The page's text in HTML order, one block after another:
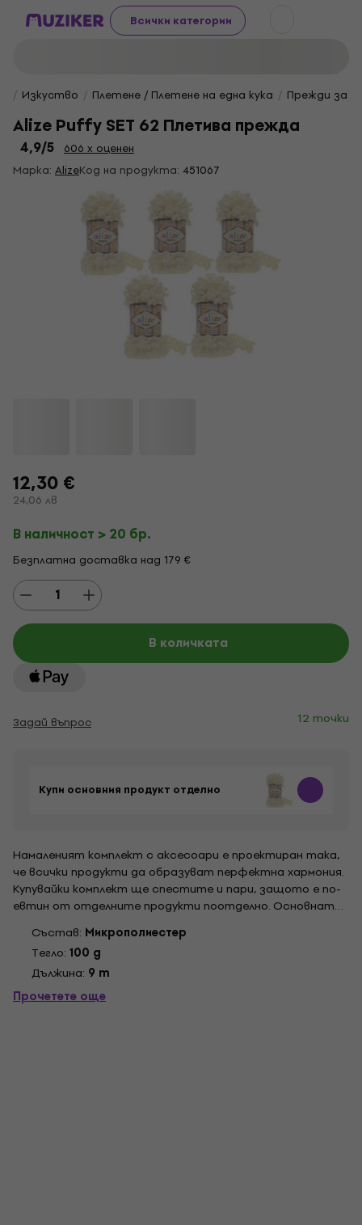
Всички категории
Изкуство Плетене / Плетене на една кука Прежди за
Alize Puffy SET 62 Плетива прежда
4,9/5
606 x оценен
Марка: AlizeКод на продукта: 451067
12,30 €
24,06 лв
В наличност > 20 бр.
Безплатна доставка над 179 €
В количката
Задай въпрос 12 точки
Купи основния продукт отделно
Намаленият комплект с аксесоари е проектиран така,
че всички продукти да образуват перфектна хармония.
Купувайки комплект ще спестите и пари, защото е по-
евтин от отделните продукти поотделно. Основната
снимка на комплекта е илюстративна.
Състав: Микрополиестер
Tегло: 100 g
Дължина: 9 m
Прочетете още